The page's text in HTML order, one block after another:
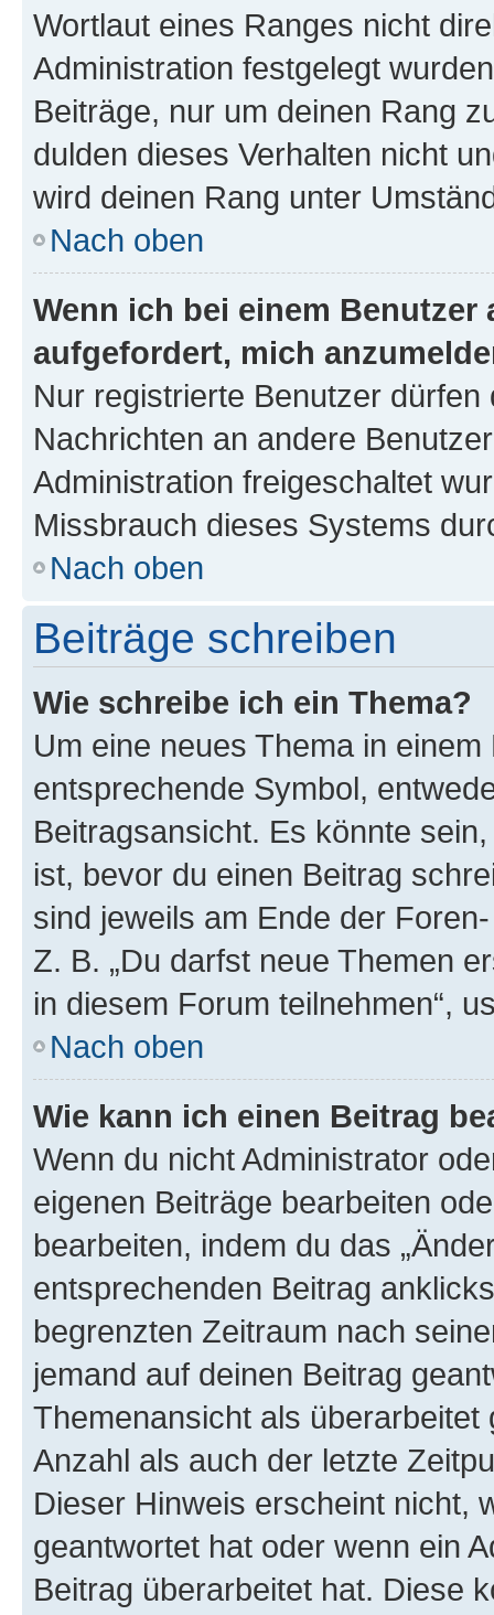
Wortlaut eines Ranges nicht
Administration festgelegt
Beiträge, nur um deinen Rang
dulden dieses Verhalten nicht
wird deinen Rang unter
Nach oben
Wenn ich bei einem
aufgefordert, mich
Nur registrierte Benutzer
Nachrichten an andere
Administration freigeschaltet
Missbrauch dieses Systems
Nach oben
Beiträge schreiben
Wie schreibe ich ein Thema?
Um eine neues Thema in
entsprechende Symbol,
Beitragsansicht. Es könnte
ist, bevor du einen Beitrag
sind jeweils am Ende der
Z. B. „Du darfst neue Themen
in diesem Forum teilnehmen“,
Nach oben
Wie kann ich einen Beitrag
Wenn du nicht Administrator
eigenen Beiträge bearbeiten
bearbeiten, indem du das
entsprechenden Beitrag
begrenzten Zeitraum nach
jemand auf deinen Beitrag
Themenansicht als
Anzahl als auch der letzte
Dieser Hinweis erscheint nicht,
geantwortet hat oder wenn ein
Beitrag überarbeitet hat. Diese